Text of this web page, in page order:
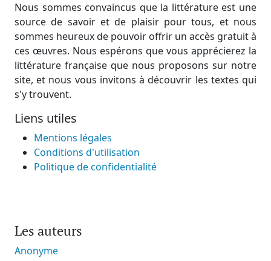
Nous sommes convaincus que la littérature est une
source de savoir et de plaisir pour tous, et nous
sommes heureux de pouvoir offrir un accès gratuit à
ces œuvres. Nous espérons que vous apprécierez la
littérature française que nous proposons sur notre
site, et nous vous invitons à découvrir les textes qui
s'y trouvent.
Liens utiles
Mentions légales
Conditions d'utilisation
Politique de confidentialité
Les auteurs
Anonyme